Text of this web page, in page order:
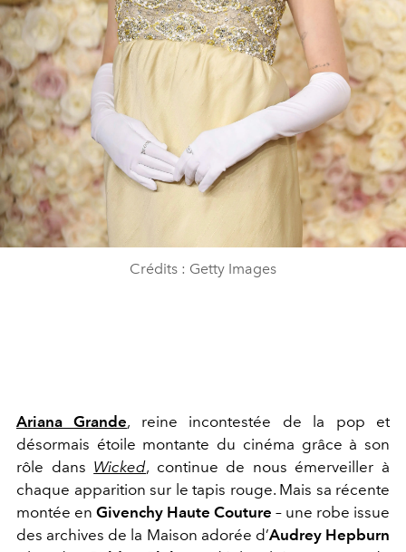
Crédits : Getty Images
Ariana Grande, reine incontestée de la pop et
désormais étoile montante du cinéma grâce à son
rôle dans Wicked, continue de nous émerveiller à
chaque apparition sur le tapis rouge. Mais sa récente
montée en Givenchy Haute Couture – une robe issue
des archives de la Maison adorée d’Audrey Hepburn